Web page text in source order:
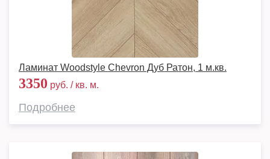
Ламинат Woodstyle Chevron Дуб Ратон, 1 м.кв.
3350 руб. / кв. м.
Подробнее